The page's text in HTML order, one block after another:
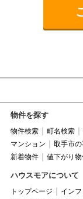
物件を探す
物件検索 町名検索
マンション
取手市
新着物件
値下がり
ハウスモアについて
トップページ イン